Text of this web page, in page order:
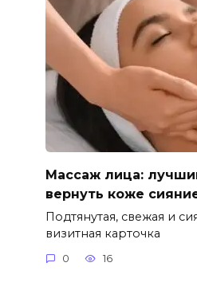
Массаж лица:
вернуть коже
Подтянутая, свежая и
визитная карточка
0 16